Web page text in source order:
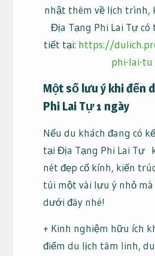
nhật thêm về lịch trình,
Địa Tạng Phi Lai Tự
tiết tại: https://
phi-lai-tu
Một số lưu ý khi đến
Phi Lai Tự 1 ngày
Nếu du khách đang có
tại Địa Tạng Phi Lai Tự
nét đẹp cổ kính, kiến
túi một vài lưu ý nhỏ mà
dưới đây nhé!
+ Kinh nghiệm hữu ích
điểm du lịch tâm linh,